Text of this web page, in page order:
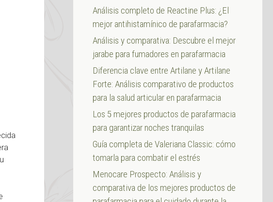
Análisis completo de Reactine Plus: ¿El
mejor antihistamínico de parafarmacia?
Análisis y comparativa: Descubre el mejor
jarabe para fumadores en parafarmacia
Diferencia clave entre Artilane y Artilane
Forte: Análisis comparativo de productos
para la salud articular en parafarmacia
Los 5 mejores productos de parafarmacia
para garantizar noches tranquilas
Guía completa de Valeriana Classic: cómo
tomarla para combatir el estrés
Menocare Prospecto: Análisis y
comparativa de los mejores productos de